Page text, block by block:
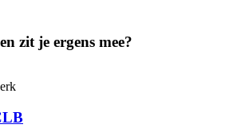
zit je ergens mee?